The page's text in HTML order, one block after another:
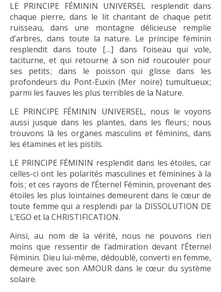
LE PRINCIPE FÉMININ UNIVERSEL resplendit dans
chaque pierre, dans le lit chantant de chaque petit
ruisseau, dans une montagne délicieuse remplie
d’arbres, dans toute la nature. Le principe féminin
resplendit dans toute […] dans l’oiseau qui vole,
taciturne, et qui retourne à son nid roucouler pour
ses petits ; dans le poisson qui glisse dans les
profondeurs du Pont-Euxin (Mer noire) tumultueux ;
parmi les fauves les plus terribles de la Nature.
LE PRINCIPE FÉMININ UNIVERSEL, nous le voyons
aussi jusque dans les plantes, dans les fleurs ; nous
trouvons là les organes masculins et féminins, dans
les étamines et les pistils.
LE PRINCIPE FÉMININ resplendit dans les étoiles, car
celles-ci ont les polarités masculines et féminines à la
fois ; et ces rayons de l’Éternel Féminin, provenant des
étoiles les plus lointaines demeurent dans le cœur de
toute femme qui a resplendi par la DISSOLUTION DE
L’EGO et la CHRISTIFICATION.
Ainsi, au nom de la vérité, nous ne pouvons rien
moins que ressentir de l’admiration devant l’Éternel
Féminin. Dieu lui-même, dédoublé, converti en femme,
demeure avec son AMOUR dans le cœur du système
solaire.